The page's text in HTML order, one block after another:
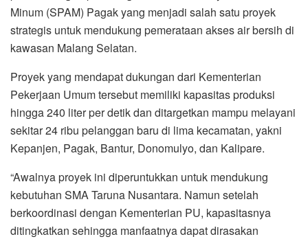
Minum (SPAM) Pagak yang menjadi salah satu proyek
strategis untuk mendukung pemerataan akses air bersih di
kawasan Malang Selatan.
Proyek yang mendapat dukungan dari Kementerian
Pekerjaan Umum tersebut memiliki kapasitas produksi
hingga 240 liter per detik dan ditargetkan mampu melayani
sekitar 24 ribu pelanggan baru di lima kecamatan, yakni
Kepanjen, Pagak, Bantur, Donomulyo, dan Kalipare.
“Awalnya proyek ini diperuntukkan untuk mendukung
kebutuhan SMA Taruna Nusantara. Namun setelah
berkoordinasi dengan Kementerian PU, kapasitasnya
ditingkatkan sehingga manfaatnya dapat dirasakan